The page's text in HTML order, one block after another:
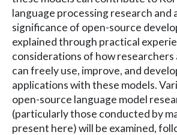
language processing research and
significance of open-source
explained through practical
considerations of how researchers
can freely use, improve, and
applications with these models.
open-source language model
(particularly those conducted by
present here) will be examined,